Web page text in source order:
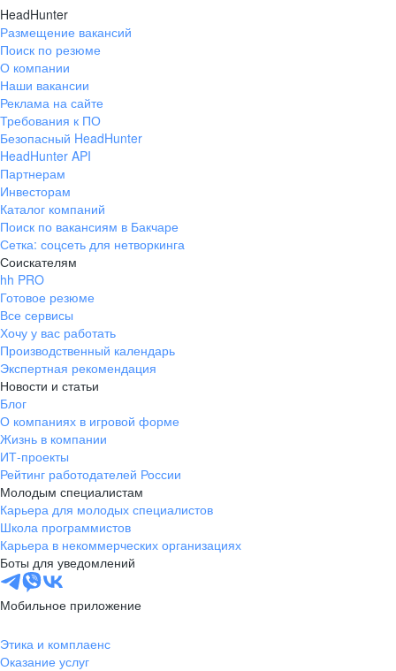
HeadHunter
Размещение вакансий
Поиск по резюме
О компании
Наши вакансии
Реклама на сайте
Требования к ПО
Безопасный HeadHunter
HeadHunter API
Партнерам
Инвесторам
Каталог компаний
Поиск по вакансиям в Бакчаре
Сетка: соцсеть для нетворкинга
Соискателям
hh PRO
Готовое резюме
Все сервисы
Хочу у вас работать
Производственный календарь
Экспертная рекомендация
Новости и статьи
Блог
О компаниях в игровой форме
Жизнь в компании
ИТ-проекты
Рейтинг работодателей России
Молодым специалистам
Карьера для молодых специалистов
Школа программистов
Карьера в некоммерческих организациях
Боты для уведомлений
Мобильное приложение
Этика и комплаенс
Оказание услуг